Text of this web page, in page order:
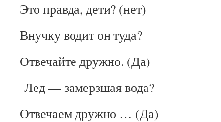
Это правда, дети? (нет)
Внучку водит он туда?
Отвечайте дружно. (Да)
Лед — замерзшая вода?
Отвечаем дружно … (Да)